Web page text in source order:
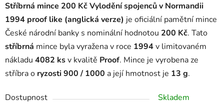
Stříbrná mince 200 Kč Vylodění spojenců v Normandii
1994 proof like (anglická verze) je oficiální pamětní mince
České národní banky s nominální hodnotou 200 Kč. Tato
stříbrná mince byla vyražena v roce 1994v limitovaném
nákladu 4082 ksv kvalitě Proof. Mince je vyrobena ze
stříbra o ryzosti 900 / 1000 a její hmotnost je 13 g.
Dostupnost
Skladem